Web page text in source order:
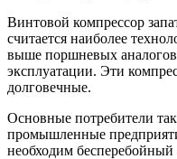
Винтовой компрессор
считается наиболее
выше поршневых
эксплуатации. Эти
долговечные.
Основные потребители
промышленные
необходим бесперебойный